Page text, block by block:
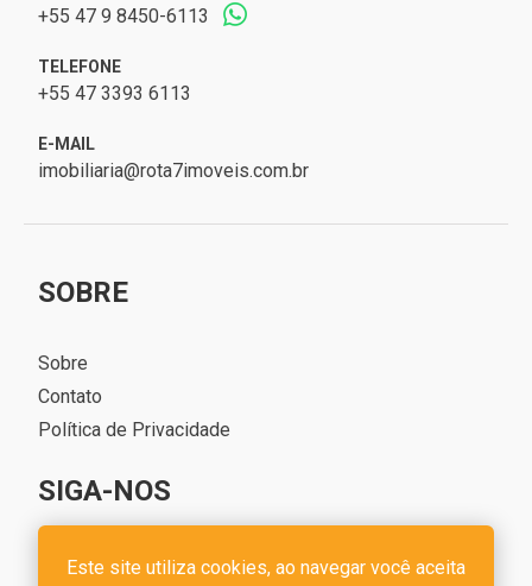
+55 47 9 8450-6113
TELEFONE
+55 47 3393 6113
E-MAIL
imobiliaria@rota7imoveis.com.br
SOBRE
Sobre
Contato
Política de Privacidade
SIGA-NOS
Este site utiliza cookies, ao navegar você aceita